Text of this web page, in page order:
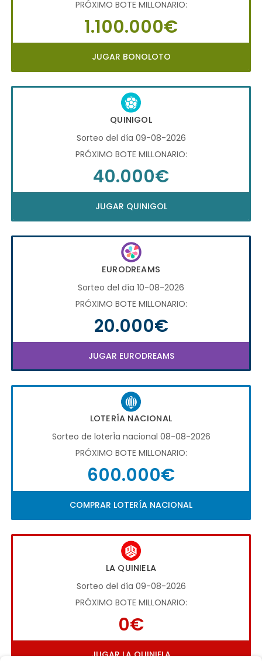
PRÓXIMO BOTE MILLONARIO:
1.100.000€
JUGAR BONOLOTO
QUINIGOL
Sorteo del día 09-08-2026
PRÓXIMO BOTE MILLONARIO:
40.000€
JUGAR QUINIGOL
EURODREAMS
Sorteo del día 10-08-2026
PRÓXIMO BOTE MILLONARIO:
20.000€
JUGAR EURODREAMS
LOTERÍA NACIONAL
Sorteo de loterÍa nacional 08-08-2026
PRÓXIMO BOTE MILLONARIO:
600.000€
COMPRAR LOTERÍA NACIONAL
LA QUINIELA
Sorteo del día 09-08-2026
PRÓXIMO BOTE MILLONARIO:
0€
JUGAR LA QUINIELA